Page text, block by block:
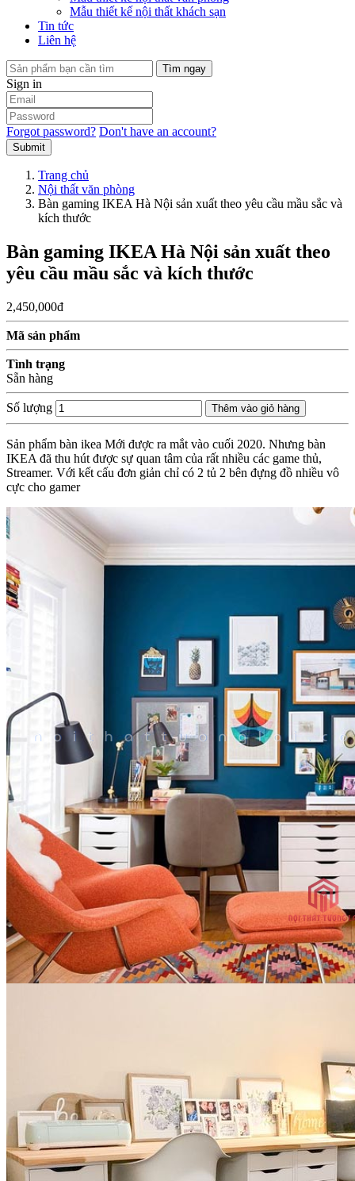
Mẫu thiết kế nội thất khách sạn
Tin tức
Liên hệ
Tìm ngay
Sign in
Forgot password? Don't have an account?
Submit
Trang chủ
Nội thất văn phòng
Bàn gaming IKEA Hà Nội sản xuất theo yêu cầu mầu sắc và
kích thước
Bàn gaming IKEA Hà Nội sản xuất theo
yêu cầu mầu sắc và kích thước
2,450,000đ
Mã sản phẩm
Tình trạng
Sẵn hàng
Số lượng Thêm vào giỏ hàng
Sản phẩm bàn ikea Mới được ra mắt vào cuối 2020. Nhưng bàn
IKEA đã thu hút được sự quan tâm của rất nhiều các game thủ,
Streamer. Với kết cấu đơn giản chỉ có 2 tủ 2 bên đựng đồ nhiều vô
cực cho gamer